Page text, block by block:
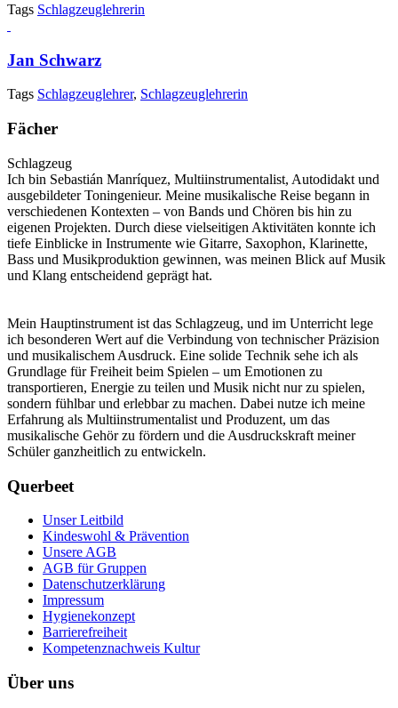
Tags Schlagzeuglehrerin
Jan Schwarz
Tags Schlagzeuglehrer, Schlagzeuglehrerin
Fächer
Schlagzeug
Ich bin Sebastián Manríquez, Multiinstrumentalist, Autodidakt und
ausgebildeter Toningenieur. Meine musikalische Reise begann in
verschiedenen Kontexten – von Bands und Chören bis hin zu
eigenen Projekten. Durch diese vielseitigen Aktivitäten konnte ich
tiefe Einblicke in Instrumente wie Gitarre, Saxophon, Klarinette,
Bass und Musikproduktion gewinnen, was meinen Blick auf Musik
und Klang entscheidend geprägt hat.
Mein Hauptinstrument ist das Schlagzeug, und im Unterricht lege
ich besonderen Wert auf die Verbindung von technischer Präzision
und musikalischem Ausdruck. Eine solide Technik sehe ich als
Grundlage für Freiheit beim Spielen – um Emotionen zu
transportieren, Energie zu teilen und Musik nicht nur zu spielen,
sondern fühlbar und erlebbar zu machen. Dabei nutze ich meine
Erfahrung als Multiinstrumentalist und Produzent, um das
musikalische Gehör zu fördern und die Ausdruckskraft meiner
Schüler ganzheitlich zu entwickeln.
Querbeet
Unser Leitbild
Kindeswohl & Prävention
Unsere AGB
AGB für Gruppen
Datenschutzerklärung
Impressum
Hygienekonzept
Barrierefreiheit
Kompetenznachweis Kultur
Über uns